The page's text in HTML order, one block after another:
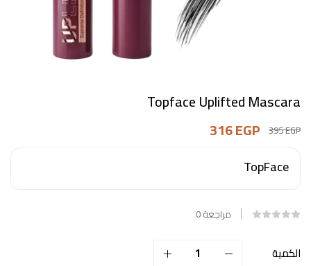
Topface Uplifted Mascara
395EGP
316EGP
TopFace
مراجعة0
الكمية